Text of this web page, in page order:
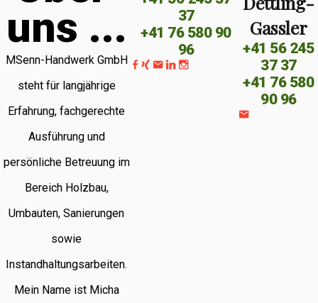
uns ...
MSenn-Handwerk GmbH
steht für langjährige
Erfahrung, fachgerechte
Ausführung und
persönliche Betreuung im
Bereich Holzbau,
Umbauten, Sanierungen
sowie
Instandhaltungsarbeiten.
Mein Name ist Micha
37
+41 76 580 90
96
Gassler
+41 56 245
37 37
+41 76 580
90 96